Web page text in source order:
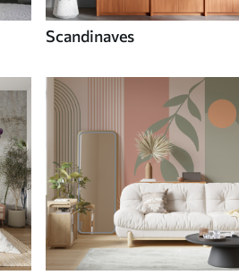
Scandinaves